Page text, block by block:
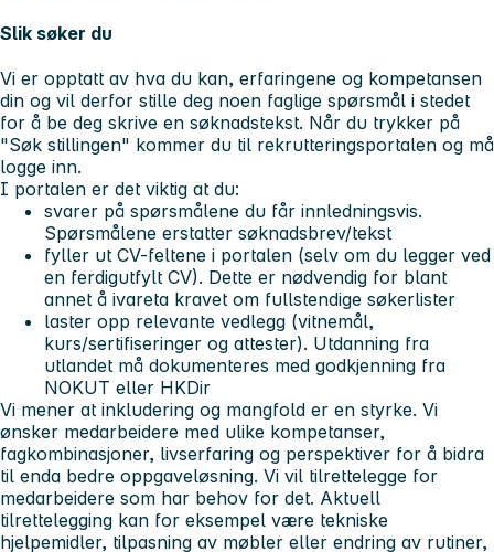
Slik søker du
Vi er opptatt av hva du kan, erfaringene og kompetansen
din og vil derfor stille deg noen faglige spørsmål i stedet
for å be deg skrive en søknadstekst. Når du trykker på
"Søk stillingen" kommer du til rekrutteringsportalen og må
logge inn.
I portalen er det viktig at du:
svarer på spørsmålene du får innledningsvis.
Spørsmålene erstatter søknadsbrev/tekst
fyller ut CV-feltene i portalen (selv om du legger ved
en ferdigutfylt CV). Dette er nødvendig for blant
annet å ivareta kravet om fullstendige søkerlister
laster opp relevante vedlegg (vitnemål,
kurs/sertifiseringer og attester). Utdanning fra
utlandet må dokumenteres med godkjenning fra
NOKUT eller HKDir
Vi mener at inkludering og mangfold er en styrke. Vi
ønsker medarbeidere med ulike kompetanser,
fagkombinasjoner, livserfaring og perspektiver for å bidra
til enda bedre oppgaveløsning. Vi vil tilrettelegge for
medarbeidere som har behov for det. Aktuell
tilrettelegging kan for eksempel være tekniske
hjelpemidler, tilpasning av møbler eller endring av rutiner,